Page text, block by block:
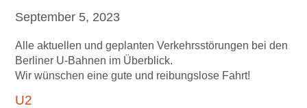
September 5, 2023
Alle aktuellen und geplanten Verkehrsstörungen bei den
Berliner U-Bahnen im Überblick.
Wir wünschen eine gute und reibungslose Fahrt!
U2